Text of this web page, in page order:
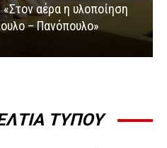
αποτυχίας στην
ενισχύσεων»
ΤΥΠΟΥ